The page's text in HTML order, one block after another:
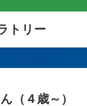
トリー
（４歳～）